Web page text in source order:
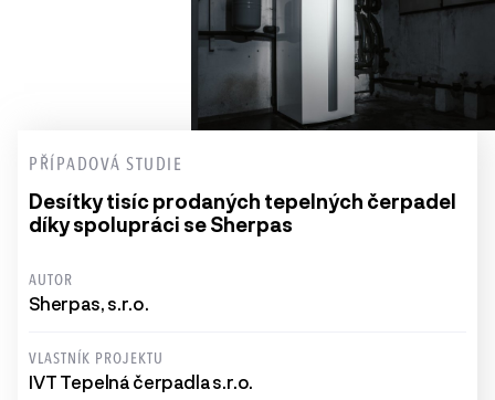
PŘÍPADOVÁ STUDIE
Desítky tisíc prodaných tepelných čerpadel
díky spolupráci se Sherpas
AUTOR
Sherpas, s.r.o.
VLASTNÍK PROJEKTU
IVT Tepelná čerpadla s.r.o.